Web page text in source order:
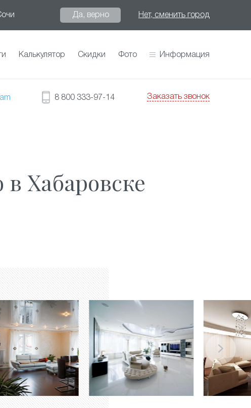
Да, верно Нет, сменить город
Калькулятор Скидки Фото Информация
8 800 333-97-14 Заказать звонок
Хабаровске